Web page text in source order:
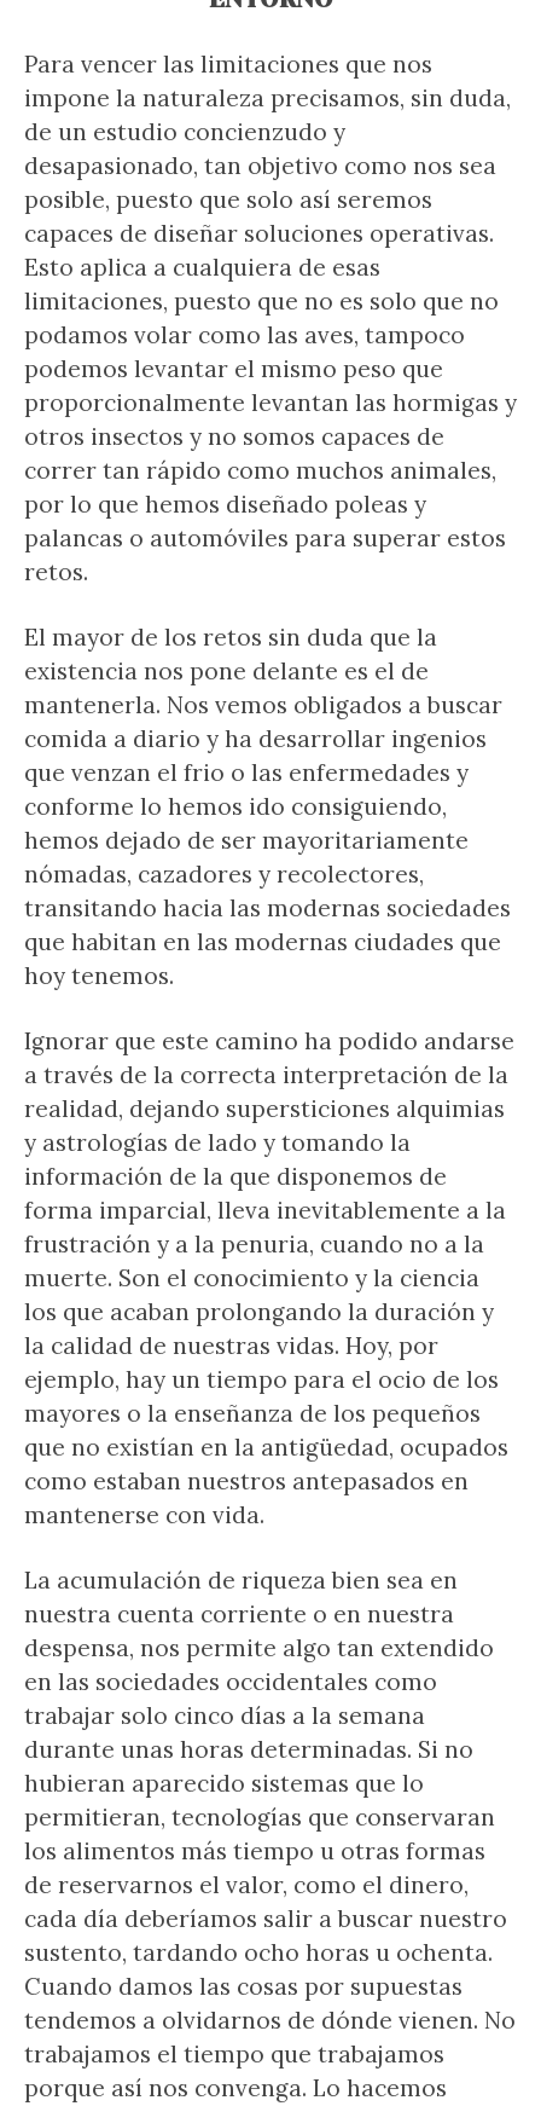
Para vencer las limitaciones que nos
impone la naturaleza precisamos, sin duda,
de un estudio concienzudo y
desapasionado, tan objetivo como nos sea
posible, puesto que solo así seremos
capaces de diseñar soluciones operativas.
Esto aplica a cualquiera de esas
limitaciones, puesto que no es solo que no
podamos volar como las aves, tampoco
podemos levantar el mismo peso que
proporcionalmente levantan las hormigas y
otros insectos y no somos capaces de
correr tan rápido como muchos animales,
por lo que hemos diseñado poleas y
palancas o automóviles para superar estos
retos.
El mayor de los retos sin duda que la
existencia nos pone delante es el de
mantenerla. Nos vemos obligados a buscar
comida a diario y ha desarrollar ingenios
que venzan el frio o las enfermedades y
conforme lo hemos ido consiguiendo,
hemos dejado de ser mayoritariamente
nómadas, cazadores y recolectores,
transitando hacia las modernas sociedades
que habitan en las modernas ciudades que
hoy tenemos.
Ignorar que este camino ha podido andarse
a través de la correcta interpretación de la
realidad, dejando supersticiones alquimias
y astrologías de lado y tomando la
información de la que disponemos de
forma imparcial, lleva inevitablemente a la
frustración y a la penuria, cuando no a la
muerte. Son el conocimiento y la ciencia
los que acaban prolongando la duración y
la calidad de nuestras vidas. Hoy, por
ejemplo, hay un tiempo para el ocio de los
mayores o la enseñanza de los pequeños
que no existían en la antigüedad, ocupados
como estaban nuestros antepasados en
mantenerse con vida.
La acumulación de riqueza bien sea en
nuestra cuenta corriente o en nuestra
despensa, nos permite algo tan extendido
en las sociedades occidentales como
trabajar solo cinco días a la semana
durante unas horas determinadas. Si no
hubieran aparecido sistemas que lo
permitieran, tecnologías que conservaran
los alimentos más tiempo u otras formas
de reservarnos el valor, como el dinero,
cada día deberíamos salir a buscar nuestro
sustento, tardando ocho horas u ochenta.
Cuando damos las cosas por supuestas
tendemos a olvidarnos de dónde vienen. No
trabajamos el tiempo que trabajamos
porque así nos convenga. Lo hacemos